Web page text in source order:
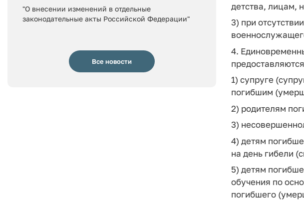
"О внесении изменений в отдельные
законодательные акты Российской Федерации"
Все новости
детства, лицам,
3) при
4.
1) супруге
погибшим
2) родителям
3)
4) детям
на день гибели
5) детям
обучения по
погибшего